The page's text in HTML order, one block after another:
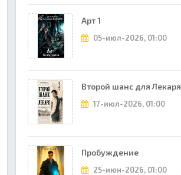
Арт 1
05-июл-2026, 01:00
Второй шанс для Лекаря
17-июл-2026, 01:00
Пробуждение
25-июн-2026, 01:00